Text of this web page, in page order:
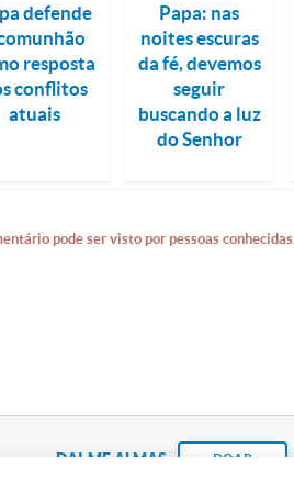
defende
resposta
conflitos
atuais
Papa: nas
noites escuras
da fé, devemos
seguir
buscando a luz
do Senhor
pode ser visto por pessoas conhecidas.
DAI-ME ALMAS DOAR